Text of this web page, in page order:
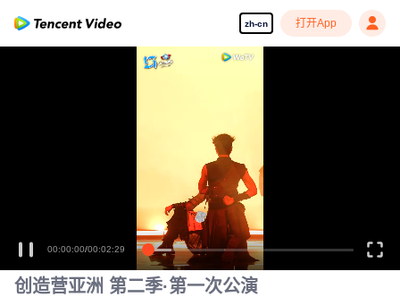
zh-cn 打开App
00:00:00/00:02:29
创造营亚洲 第二季·第一次公演